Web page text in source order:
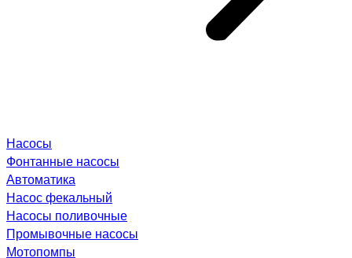
Насосы
Фонтанные насосы
Автоматика
Насос фекальный
Насосы поливочные
Промывочные насосы
Мотопомпы